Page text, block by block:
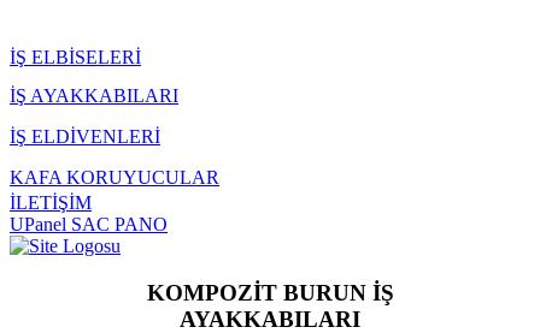
İŞ ELBİSELERİ
İŞ AYAKKABILARI
İŞ ELDİVENLERİ
KAFA KORUYUCULAR
İLETİŞİM
UPanel SAC PANO
KOMPOZİT BURUN İŞ
AYAKKABILARI